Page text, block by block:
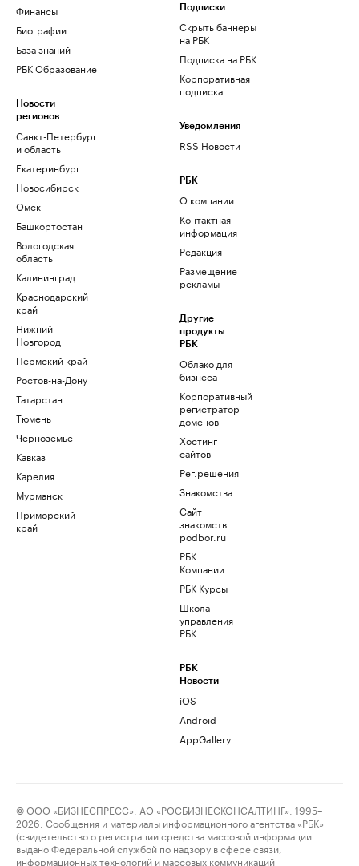
Финансы
Биографии
База знаний
РБК Образование
Новости
регионов
Санкт-Петербург
и область
Екатеринбург
Новосибирск
Омск
Башкортостан
Вологодская
область
Калининград
Краснодарский
край
Нижний
Новгород
Пермский край
Ростов-на-Дону
Татарстан
Тюмень
Черноземье
Кавказ
Карелия
Мурманск
Приморский
край
Подписки
Скрыть баннеры
на РБК
Подписка на РБК
Корпоративная
подписка
Уведомления
RSS Новости
РБК
О компании
Контактная
информация
Редакция
Размещение
рекламы
Другие
продукты
РБК
Облако для
бизнеса
Корпоративный
регистратор
доменов
Хостинг
сайтов
Рег.решения
Знакомства
Сайт
знакомств
podbor.ru
РБК
Компании
РБК Курсы
Школа
управления
РБК
РБК
Новости
iOS
Android
AppGallery
© ООО «БИЗНЕСПРЕСС», АО «РОСБИЗНЕСКОНСАЛТИНГ», 1995–
2026. Сообщения и материалы информационного агентства «РБК»
(свидетельство о регистрации средства массовой информации
выдано Федеральной службой по надзору в сфере связи,
информационных технологий и массовых коммуникаций